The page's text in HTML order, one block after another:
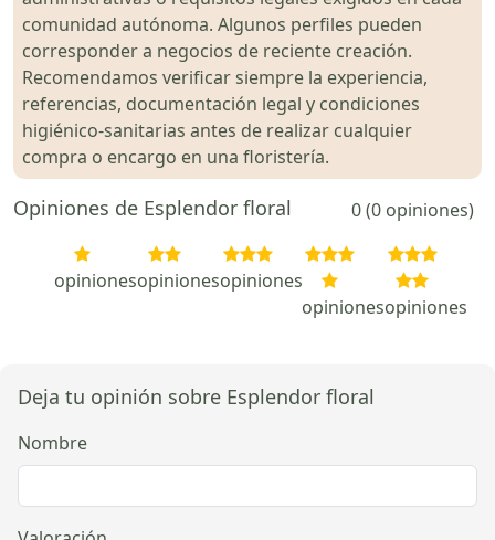
comunidad autónoma. Algunos perfiles pueden
corresponder a negocios de reciente creación.
Recomendamos verificar siempre la experiencia,
referencias, documentación legal y condiciones
higiénico-sanitarias antes de realizar cualquier
compra o encargo en una floristería.
Opiniones de Esplendor floral 0 (0 opiniones)
opinionesopinionesopiniones
opinionesopiniones
Deja tu opinión sobre Esplendor floral
Nombre